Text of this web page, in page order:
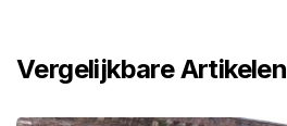
Vergelijkbare Artikelen